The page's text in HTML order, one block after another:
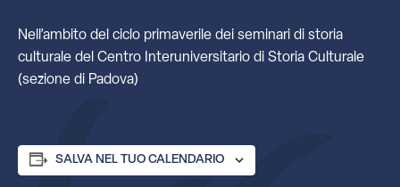
Nell’ambito del ciclo primaverile dei seminari di storia
culturale del Centro Interuniversitario di Storia Culturale
(sezione di Padova)
SALVA NEL TUO CALENDARIO